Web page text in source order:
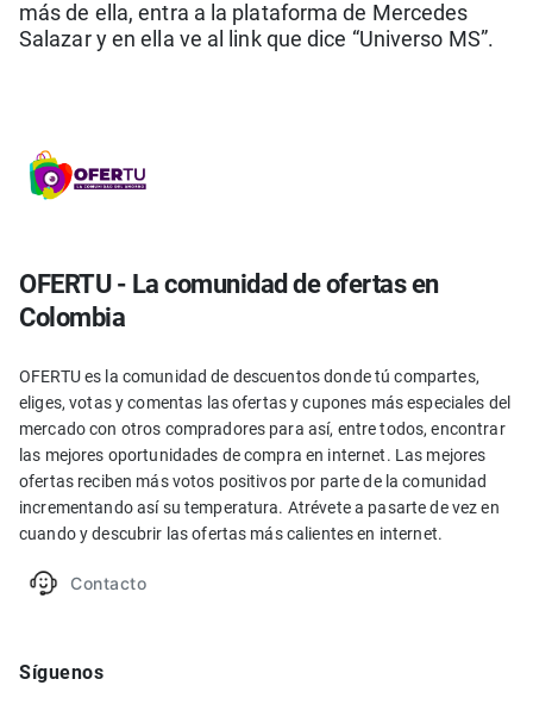
más de ella, entra a la plataforma de Mercedes
Salazar y en ella ve al link que dice “Universo MS”.
OFERTU - La comunidad de ofertas en
Colombia
OFERTU es la comunidad de descuentos donde tú compartes,
eliges, votas y comentas las ofertas y cupones más especiales del
mercado con otros compradores para así, entre todos, encontrar
las mejores oportunidades de compra en internet. Las mejores
ofertas reciben más votos positivos por parte de la comunidad
incrementando así su temperatura. Atrévete a pasarte de vez en
cuando y descubrir las ofertas más calientes en internet.
Contacto
Síguenos